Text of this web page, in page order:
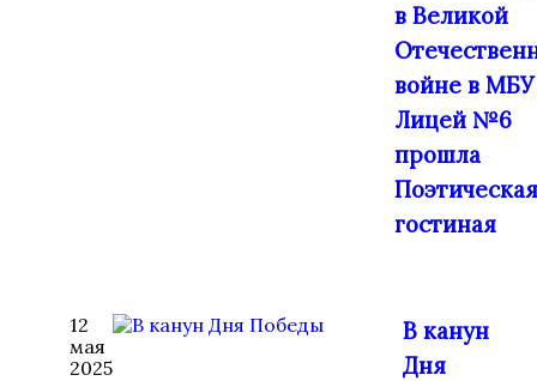
в Великой
войне в МБУ
Лицей №6
прошла
Поэтическая
гостиная
12
мая
2025
В канун
Дня